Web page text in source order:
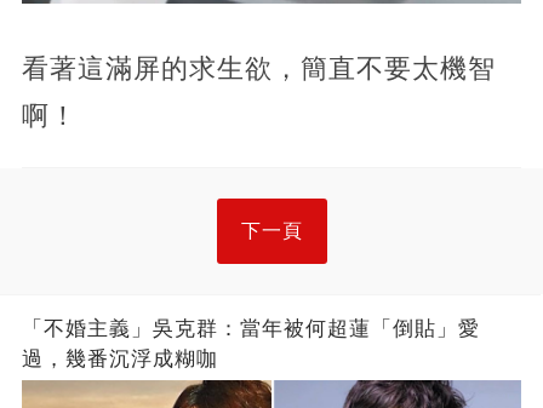
看著這滿屏的求生欲，簡直不要太機智
啊！
下一頁
「不婚主義」吳克群：當年被何超蓮「倒貼」愛
過，幾番沉浮成糊咖